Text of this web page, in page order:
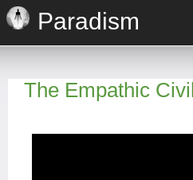
Paradism
The Empathic